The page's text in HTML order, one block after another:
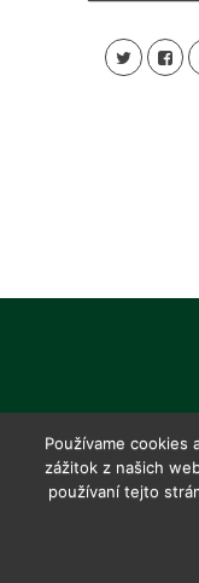
Používame cookies
zážitok z našich
používaní tejto